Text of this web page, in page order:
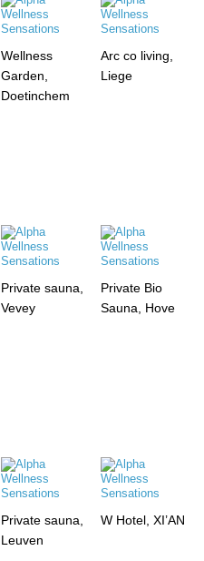
Wellness
Garden,
Doetinchem
Arc co living,
Liege
Private sauna,
Vevey
Private Bio
Sauna, Hove
Private sauna,
Leuven
W Hotel, XI’AN